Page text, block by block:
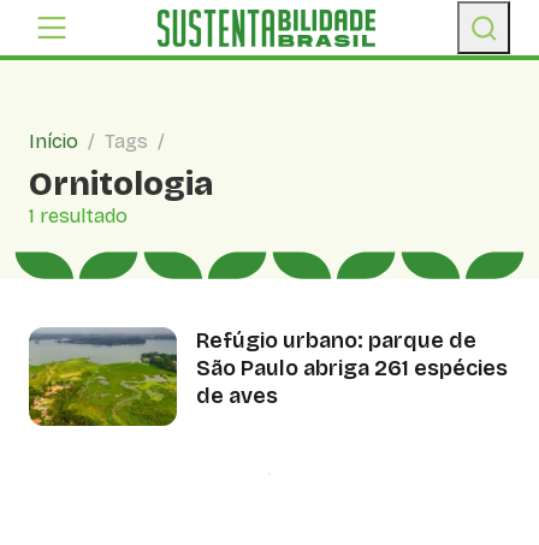
Início / Tags /
Ornitologia
1 resultado
Refúgio urbano: parque de
São Paulo abriga 261 espécies
de aves